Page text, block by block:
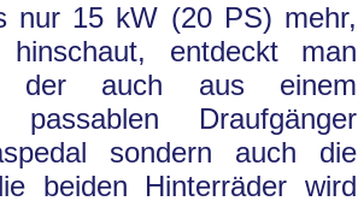
nur 15 kW (20 PS) mehr,
entdeckt man
der auch aus einem
passablen Draufgänger
sondern auch die
beiden Hinterräder wird